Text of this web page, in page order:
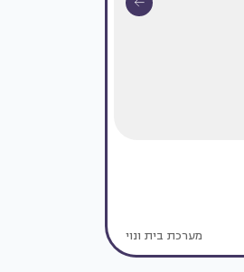
מערכת בית ונוי